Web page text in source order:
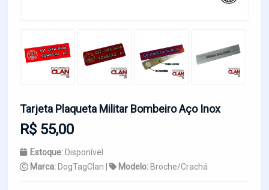
Tarjeta Plaqueta Militar Bombeiro Aço Inox
R$ 55,00
Estoque: Disponível
Marca: DogTagClan | Modelo: Broche/Crachá